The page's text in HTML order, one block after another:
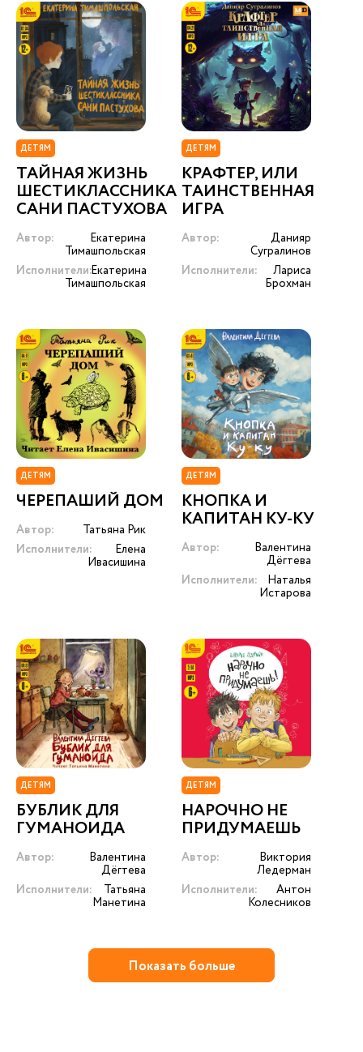
ДЕТЯМ
ТАЙНАЯ ЖИЗНЬ
ШЕСТИКЛАССНИКА
САНИ ПАСТУХОВА
Автор:
Екатерина
Тимашпольская
Исполнители:Екатерина
Тимашпольская
ДЕТЯМ
КРАФТЕР, ИЛИ
ТАИНСТВЕННАЯ
ИГРА
Автор:
Данияр
Сугралинов
Исполнители:
Лариса
Брохман
ДЕТЯМ
ЧЕРЕПАШИЙ ДОМ
Автор:
Татьяна Рик
Исполнители:
Елена
Ивасишина
ДЕТЯМ
КНОПКА И
КАПИТАН КУ-КУ
Автор:
Валентина
Дёгтева
Исполнители:
Наталья
Истарова
ДЕТЯМ
БУБЛИК ДЛЯ
ГУМАНОИДА
Автор:
Валентина
Дёгтева
Исполнители:
Татьяна
Манетина
ДЕТЯМ
НАРОЧНО НЕ
ПРИДУМАЕШЬ
Автор:
Виктория
Ледерман
Исполнители:
Антон
Колесников
Показать больше